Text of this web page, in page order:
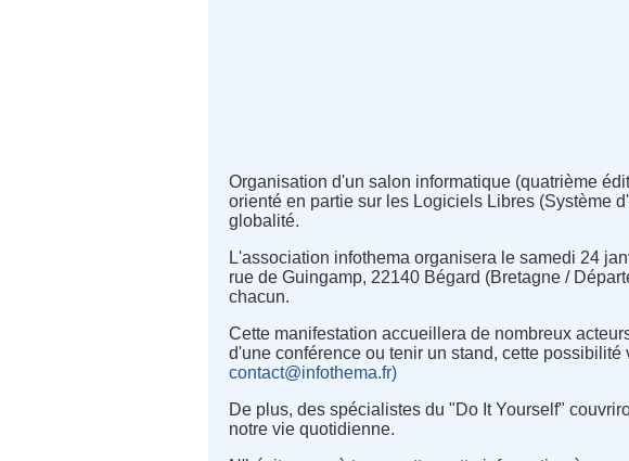
Organisation d'un salon informatique (quatrième
orienté en partie sur les Logiciels Libres (Système
globalité.
L'association infothema organisera le samedi 24
rue de Guingamp, 22140 Bégard (Bretagne /
chacun.
Cette manifestation accueillera de nombreux
d'une conférence ou tenir un stand, cette
contact@infothema.fr)
De plus, des spécialistes du "Do It Yourself"
notre vie quotidienne.